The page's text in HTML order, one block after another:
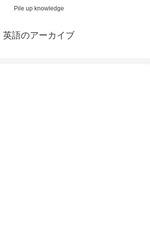
Pile up knowledge
英語のアーカイブ